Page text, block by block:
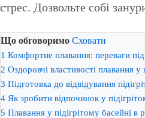
стрес. Дозвольте собі
Що обговоримо Сховати
1 Комфортне плавання: переваги
2 Оздоровчі властивості плавання у
3 Підготовка до відвідування
4 Як зробити відпочинок у
5 Плавання у підігрітому басейні в